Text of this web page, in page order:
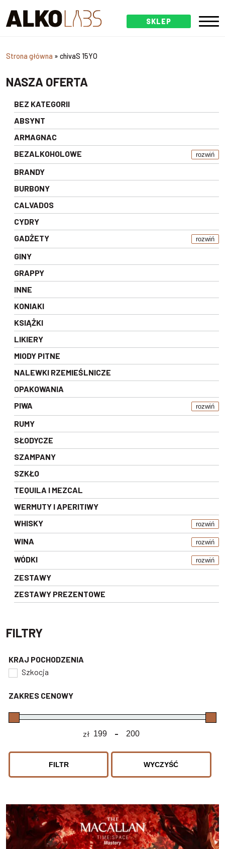
SKLEP
Strona główna » chivaS 15YO
NASZA OFERTA
BEZ KATEGORII
ABSYNT
ARMAGNAC
BEZALKOHOLOWE
rozwiń
BRANDY
BURBONY
CALVADOS
CYDRY
GADŻETY
rozwiń
GINY
GRAPPY
INNE
KONIAKI
KSIĄŻKI
LIKIERY
MIODY PITNE
NALEWKI RZEMIEŚLNICZE
OPAKOWANIA
PIWA
rozwiń
RUMY
SŁODYCZE
SZAMPANY
SZKŁO
TEQUILA I MEZCAL
WERMUTY I APERITIWY
WHISKY
rozwiń
WINA rozwiń
WÓDKI rozwiń
ZESTAWY
ZESTAWY PREZENTOWE
FILTRY
KRAJ POCHODZENIA
Szkocja
ZAKRES CENOWY
zł Minimum Price
-
Maximum Price
FILTR WYCZYŚĆ